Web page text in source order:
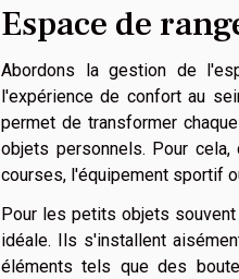
Espace de
Abordons la gestion de
l'expérience de confort au
permet de transformer
objets personnels. Pour
courses, l'équipement sportif
Pour les petits objets
idéale. Ils s'installent
éléments tels que des